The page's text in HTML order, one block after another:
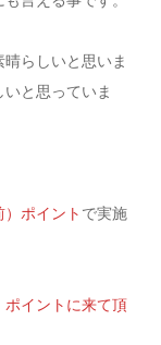
らしいと思いま
と思っていま
ポイント で実施
イントに来て頂